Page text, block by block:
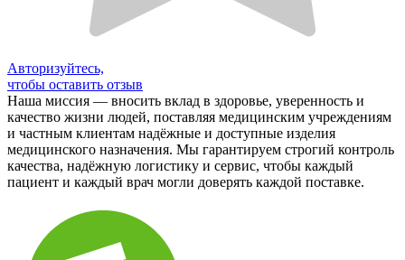
Авторизуйтесь,
чтобы оставить отзыв
Наша миссия — вносить вклад в здоровье, уверенность и
качество жизни людей, поставляя медицинским учреждениям
и частным клиентам надёжные и доступные изделия
медицинского назначения. Мы гарантируем строгий контроль
качества, надёжную логистику и сервис, чтобы каждый
пациент и каждый врач могли доверять каждой поставке.